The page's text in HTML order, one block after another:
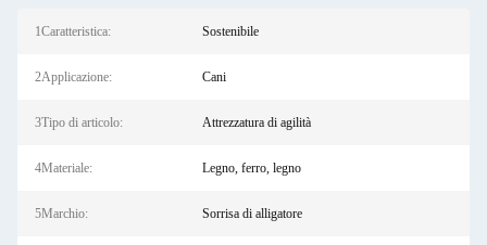
1Caratteristica: Sostenibile
2Applicazione: Cani
3Tipo di articolo: Attrezzatura di agilità
4Materiale: Legno, ferro, legno
5Marchio: Sorrisa di alligatore